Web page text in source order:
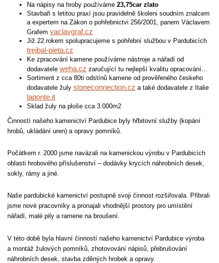
Na nápisy na hroby používáme 23,75car zlato
Stavbaři s letitou praxí jsou pravidelně školeni soudním znalcem
a expertem na Zákon o pohřebnictvi 256/2001, panem Václavem
Grafem vaclavgraf.cz
Již 22.rokem spolupracujeme s pohřební službou v Pardubicích
trejbal-pieta.cz
Ke zpracování kamene používáme nástroje a nářadí od
dodavatele weha.cz zaručující tu nejlepší kvalitu opracování...
Sortiment z cca 80ti odstínů kamene od prověřeného českeho
dodavatele žuly stoneconnection.cz a také dodavatele z Italie
laponte.it
Sklad žuly na ploše cca 3.000m2
Činností našeho kamenictví Pardubice byly hřbitovní služby (kopání
hrobů, ukládání uren) a opravy pomníků.
Počátkem r. 2000 jsme navázali na kamenickou výrobu v Pardubicích
oblasti hrobového příslušenství – dodávky krycích náhrobních desek,
sokly, rámy a jiné.
Naše pardubické kamenictví postupně svoji činnost rozšiřovala. Přibrali
jsme nové pracovníky a pronajali vhodnější prostory pro umístění
nářadí, malé pily a ramene na broušení.
V této době byla hlavní činností našeho kamenictví Pardubice výroba
a montáž žulových pomníků, zhotovování nápisů, přebrušování
náhrobních desek, stavba zděných hrobek a opravy.